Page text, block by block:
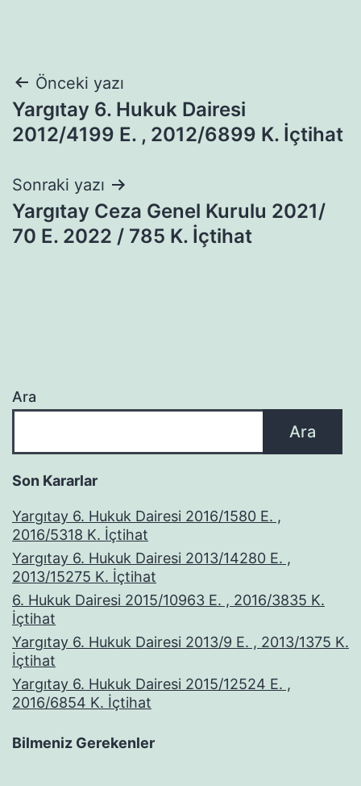
Yazı
gezinmesi
Önceki yazı
Yargıtay 6. Hukuk Dairesi
2012/4199 E. , 2012/6899 K. İçtihat
Sonraki yazı
Yargıtay Ceza Genel Kurulu 2021/
70 E. 2022 / 785 K. İçtihat
Ara
Ara
Son Kararlar
Yargıtay 6. Hukuk Dairesi 2016/1580 E. ,
2016/5318 K. İçtihat
Yargıtay 6. Hukuk Dairesi 2013/14280 E. ,
2013/15275 K. İçtihat
6. Hukuk Dairesi 2015/10963 E. , 2016/3835 K.
İçtihat
Yargıtay 6. Hukuk Dairesi 2013/9 E. , 2013/1375 K.
İçtihat
Yargıtay 6. Hukuk Dairesi 2015/12524 E. ,
2016/6854 K. İçtihat
Bilmeniz Gerekenler